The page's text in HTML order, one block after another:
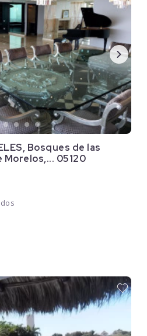
Bosques de las
Morelos,... 05120